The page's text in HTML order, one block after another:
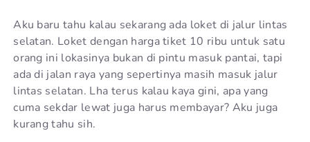
Aku baru tahu kalau sekarang ada loket di jalur lintas
selatan. Loket dengan harga tiket 10 ribu untuk satu
orang ini lokasinya bukan di pintu masuk pantai, tapi
ada di jalan raya yang sepertinya masih masuk jalur
lintas selatan. Lha terus kalau kaya gini, apa yang
cuma sekdar lewat juga harus membayar? Aku juga
kurang tahu sih.